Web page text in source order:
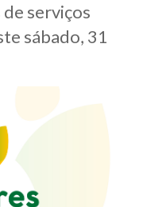
serviços
sábado, 31